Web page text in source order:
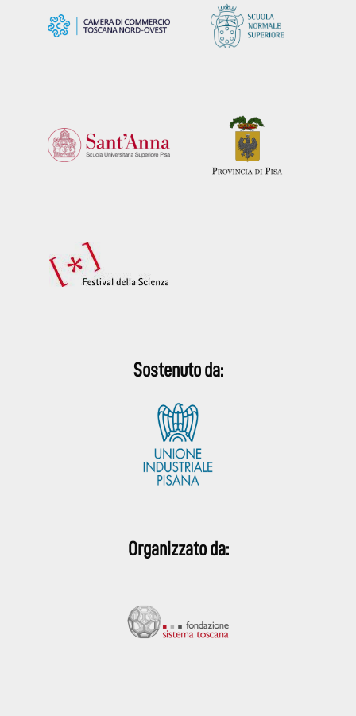
Sostenuto da:
Organizzato da: